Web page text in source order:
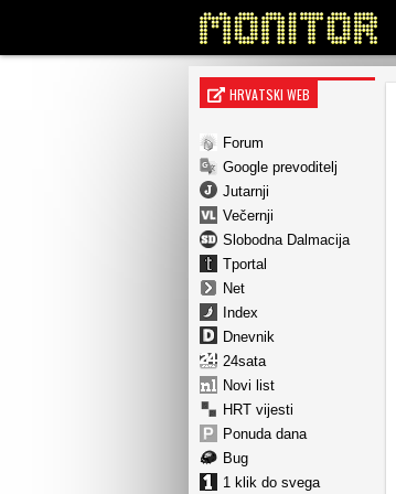
HRVATSKI WEB
Forum
Google prevoditelj
Jutarnji
Večernji
Slobodna Dalmacija
Tportal
Net
Index
Dnevnik
24sata
Novi list
HRT vijesti
Ponuda dana
Bug
1 klik do svega